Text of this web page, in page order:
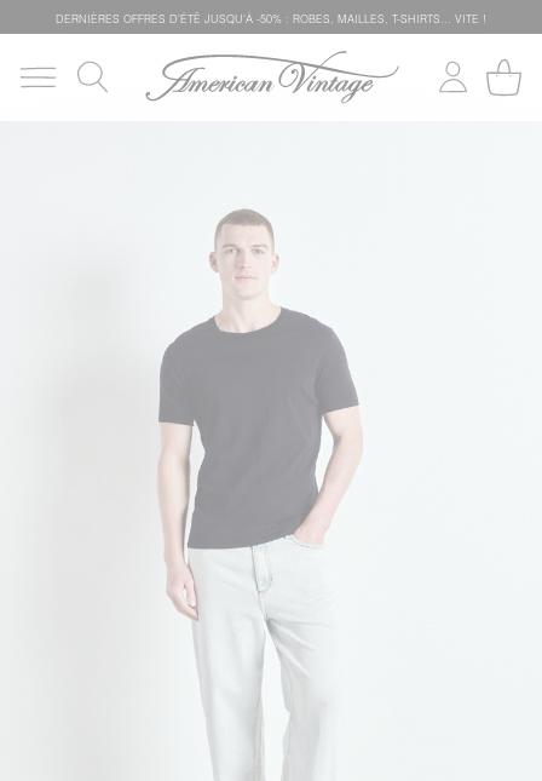
DERNIÈRES OFFRES D'ÉTÊ JUSQU'À -50% : ROBES, MAILLES, T-SHIRTS... VITE !